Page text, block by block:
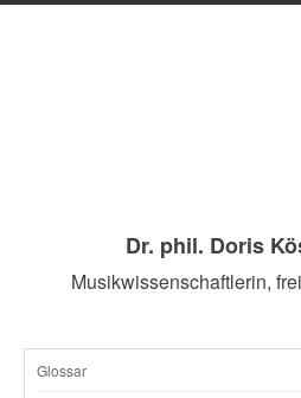
Dr. phil. Doris
Musikwissenschaftlerin,
SKIP
Glossar